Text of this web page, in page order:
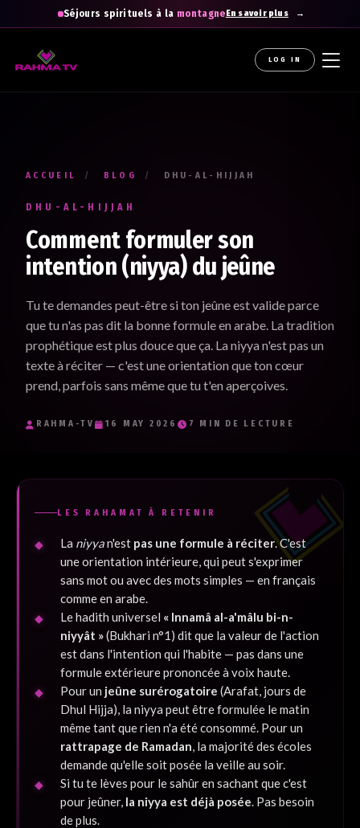
Séjours spirituels à la montagneEn savoir plus
LOG IN
ACCUEIL / BLOG / DHU-AL-HIJJAH
DHU-AL-HIJJAH
Comment formuler son
intention (niyya) du jeûne
Tu te demandes peut-être si ton jeûne est valide parce
que tu n'as pas dit la bonne formule en arabe. La tradition
prophétique est plus douce que ça. La niyya n'est pas un
texte à réciter — c'est une orientation que ton cœur
prend, parfois sans même que tu t'en aperçoives.
RAHMA-TV 16 MAY 2026 7 MIN DE LECTURE
LES RAHAMAT À RETENIR
La niyyan'est pas une formule à réciter. C'est
une orientation intérieure, qui peut s'exprimer
sans mot ou avec des mots simples — en français
comme en arabe.
Le hadith universel « Innamâ al-a'mâlu bi-n-
niyyât »(Bukhari n°1) dit que la valeur de l'action
est dans l'intention qui l'habite — pas dans une
formule extérieure prononcée à voix haute.
Pour un jeûne surérogatoire (Arafat, jours de
Dhul Hijja), la niyya peut être formulée le matin
même tant que rien n'a été consommé. Pour un
rattrapage de Ramadan , la majorité des écoles
demande qu'elle soit posée la veille au soir.
Si tu te lèves pour le sahûr en sachant que c'est
pour jeûner, la niyya est déjà posée . Pas besoin
de plus.
apprendre comprendreetcheminer
Votre prénom *
Renseignez votre adresse email. Ex. : abc@xyz.com
Je souhaite recevoir les e-mails inspirants de RaHma-TV et
j'accepte la politique de confidentialité.*